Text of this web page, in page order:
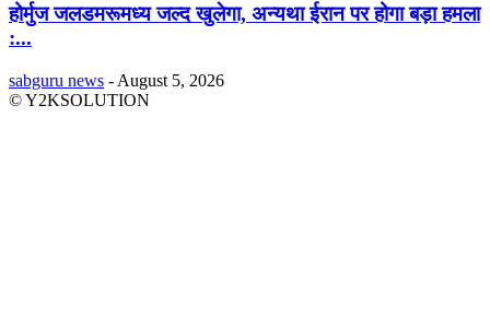
होर्मुज जलडमरूमध्य जल्द खुलेगा, अन्यथा ईरान पर होगा बड़ा हमला
:...
sabguru news - August 5, 2026
© Y2KSOLUTION